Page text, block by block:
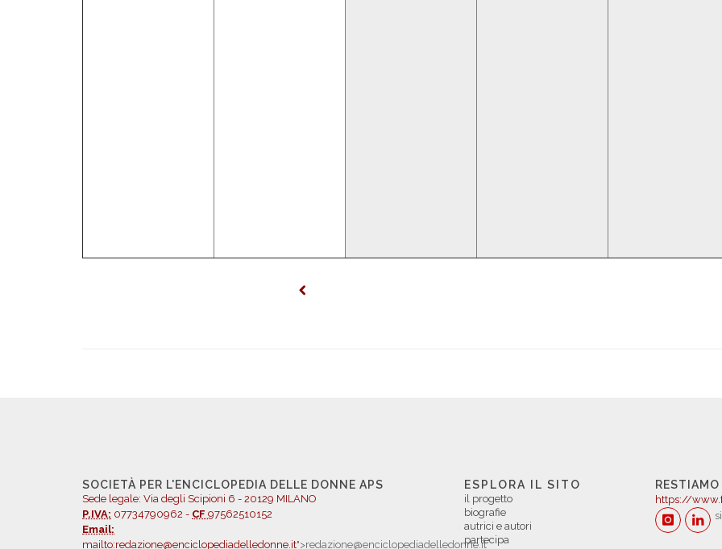
SOCIETÀ PER L'ENCICLOPEDIA DELLE DONNE APS
Sede legale: Via degli Scipioni 6 - 20129 MILANO
P.IVA: 07734790962 - CF 97562510152
Email:
mailto:redazione@enciclopediadelledonne.it">redazione@enciclopediadelledonne.it
ESPLORA IL SITO
il progetto
biografie
autrici e autori
partecipa
https://